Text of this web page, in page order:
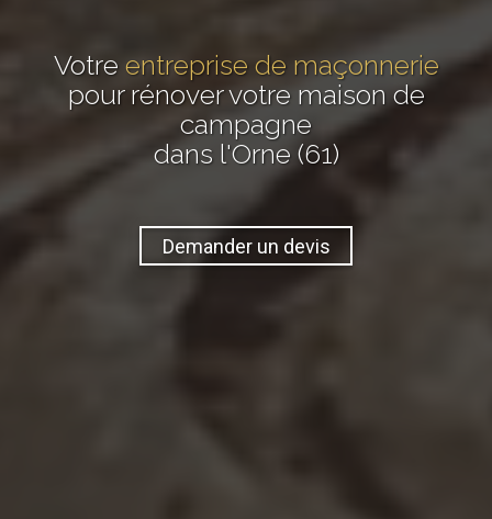
Votre entreprise de maçonnerie
pour rénover votre maison de
campagne
dans l'Orne (61)
Demander un devis